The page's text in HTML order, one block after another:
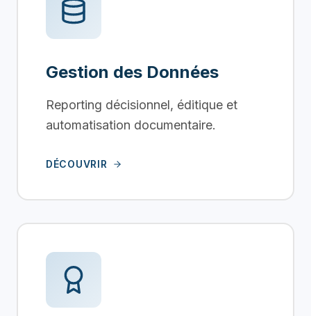
Gestion des Données
Reporting décisionnel, éditique et
automatisation documentaire.
DÉCOUVRIR